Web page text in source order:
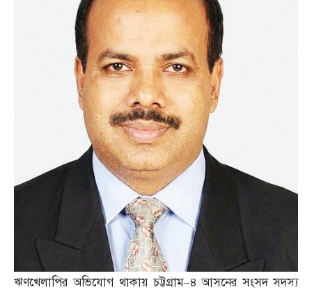
ঋণখেলাপির অভিযোগ থাকায় চট্টগ্রাম–৪ আসনের সংসদ সদস্য